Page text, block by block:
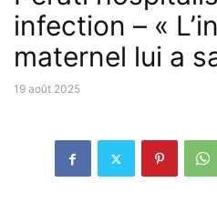
infection – «
maternel lui a
19 août 2025